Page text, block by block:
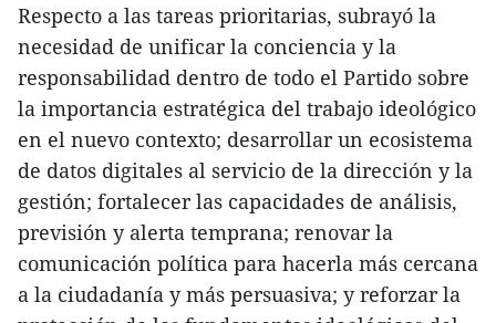
Respecto a las tareas prioritarias, subrayó la
necesidad de unificar la conciencia y la
responsabilidad dentro de todo el Partido sobre
la importancia estratégica del trabajo ideológico
en el nuevo contexto; desarrollar un ecosistema
de datos digitales al servicio de la dirección y la
gestión; fortalecer las capacidades de análisis,
previsión y alerta temprana; renovar la
comunicación política para hacerla más cercana
a la ciudadanía y más persuasiva; y reforzar la